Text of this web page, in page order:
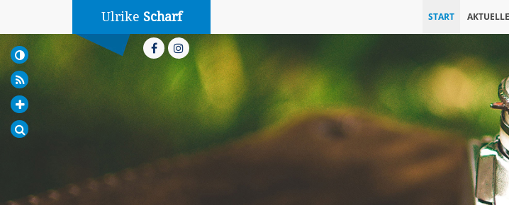
Ulrike Scharf START